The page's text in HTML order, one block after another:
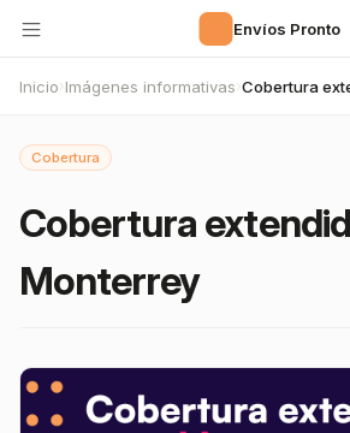
Envíos Pronto
Inicio› Imágenes informativas›
Cobertura
Cobertura
Monterrey